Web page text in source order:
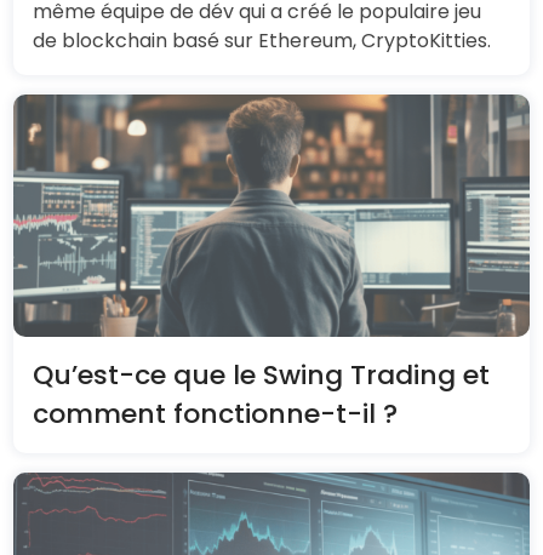
même équipe de dév qui a créé le populaire jeu
de blockchain basé sur Ethereum, CryptoKitties.
Qu’est-ce que le Swing Trading et
comment fonctionne-t-il ?